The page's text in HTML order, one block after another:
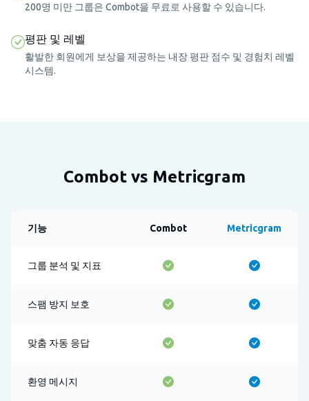
200명 미만 그룹은 Combot을 무료로 사용할 수 있습니다.
평판 및 레벨
활발한 회원에게 보상을 제공하는 내장 평판 점수 및 경험치 레벨
시스템.
Combot vs Metricgram
기능 Combot Metricgram
그룹 분석 및 지표
스팸 방지 보호
맞춤 자동 응답
환영 메시지